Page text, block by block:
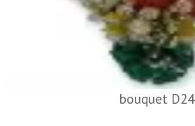
bouquet D24